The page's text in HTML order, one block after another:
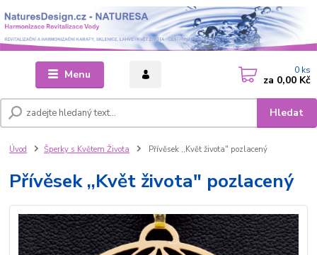
Menu
Hledat
0 ks
za 0,00 Kč
Úvod Šperky s Květem Života Přívěsek ,,Květ života" pozlacený
Přívěsek ,,Květ života" pozlacený